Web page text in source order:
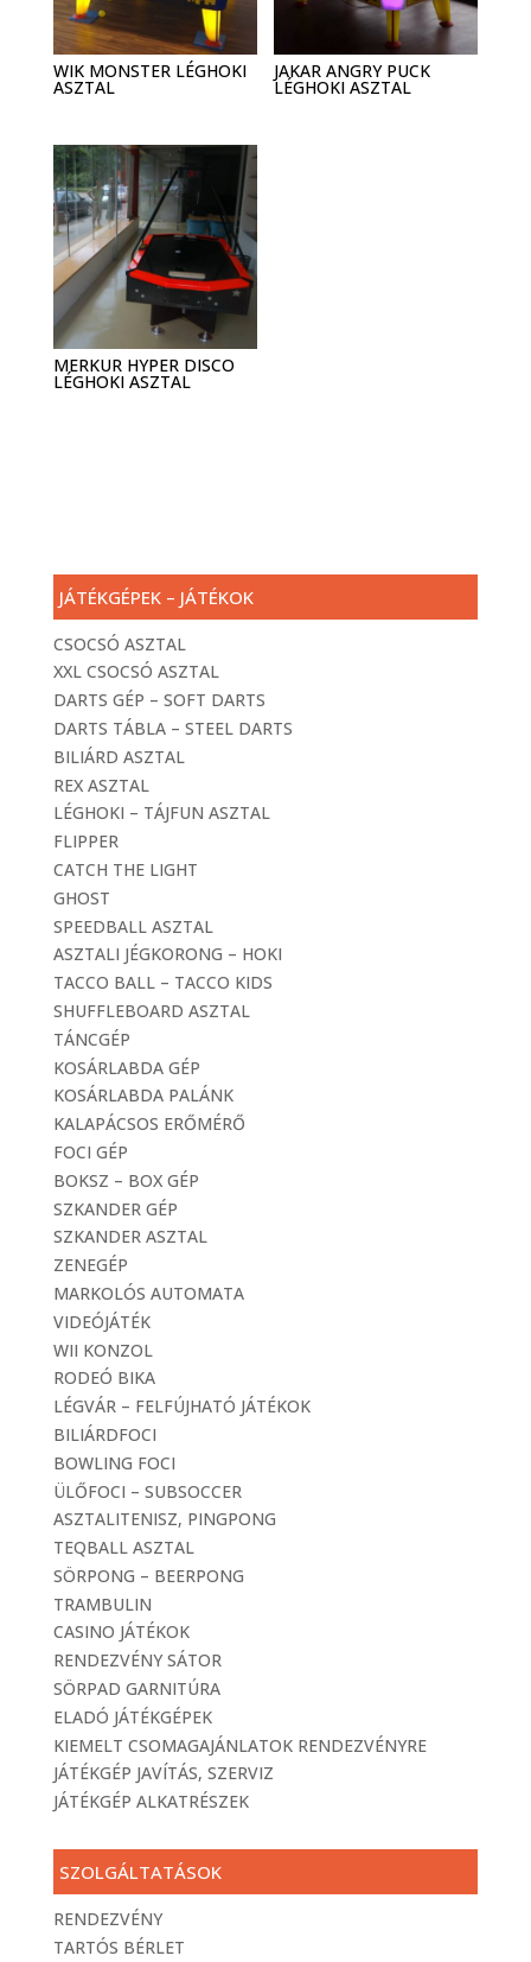
WIK MONSTER LÉGHOKI
ASZTAL
JAKAR ANGRY PUCK
LÉGHOKI ASZTAL
MERKUR HYPER DISCO
LÉGHOKI ASZTAL
JÁTÉKGÉPEK – JÁTÉKOK
CSOCSÓ ASZTAL
XXL CSOCSÓ ASZTAL
DARTS GÉP – SOFT DARTS
DARTS TÁBLA – STEEL DARTS
BILIÁRD ASZTAL
REX ASZTAL
LÉGHOKI – TÁJFUN ASZTAL
FLIPPER
CATCH THE LIGHT
GHOST
SPEEDBALL ASZTAL
ASZTALI JÉGKORONG – HOKI
TACCO BALL – TACCO KIDS
SHUFFLEBOARD ASZTAL
TÁNCGÉP
KOSÁRLABDA GÉP
KOSÁRLABDA PALÁNK
KALAPÁCSOS ERŐMÉRŐ
FOCI GÉP
BOKSZ – BOX GÉP
SZKANDER GÉP
SZKANDER ASZTAL
ZENEGÉP
MARKOLÓS AUTOMATA
VIDEÓJÁTÉK
WII KONZOL
RODEÓ BIKA
LÉGVÁR – FELFÚJHATÓ JÁTÉKOK
BILIÁRDFOCI
BOWLING FOCI
ÜLŐFOCI – SUBSOCCER
ASZTALITENISZ, PINGPONG
TEQBALL ASZTAL
SÖRPONG – BEERPONG
TRAMBULIN
CASINO JÁTÉKOK
RENDEZVÉNY SÁTOR
SÖRPAD GARNITÚRA
ELADÓ JÁTÉKGÉPEK
KIEMELT CSOMAGAJÁNLATOK RENDEZVÉNYRE
JÁTÉKGÉP JAVÍTÁS, SZERVIZ
JÁTÉKGÉP ALKATRÉSZEK
SZOLGÁLTATÁSOK
RENDEZVÉNY
TARTÓS BÉRLET